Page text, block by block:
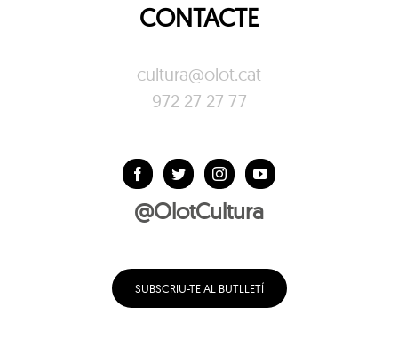
CONTACTE
cultura@olot.cat
972 27 27 77
@OlotCultura
SUBSCRIU-TE AL BUTLLETÍ